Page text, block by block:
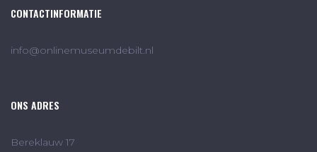
CONTACTINFORMATIE
info@onlinemuseumdebilt.nl
ONS ADRES
Bereklauw 17